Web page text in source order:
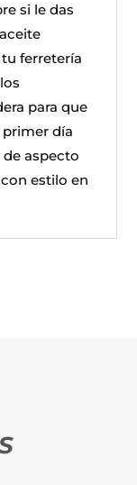
si le das
ferretería
para que
día
de aspecto
estilo en